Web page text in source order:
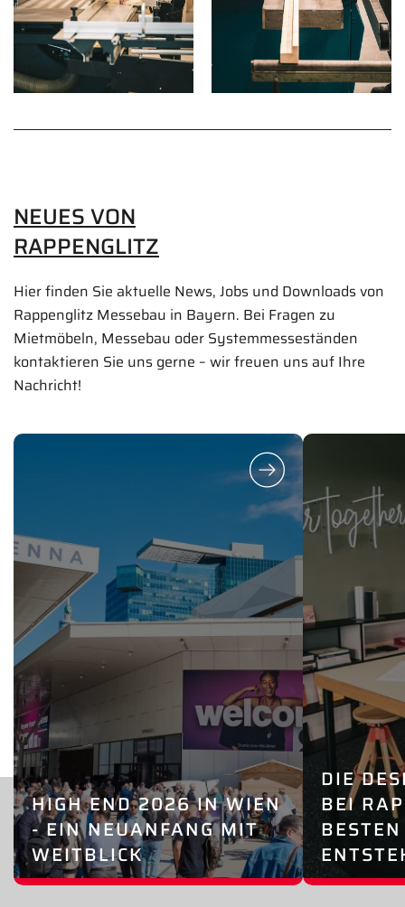
NEUES VON
RAPPENGLITZ
Hier finden Sie aktuelle News, Jobs und Downloads von
Rappenglitz Messebau in Bayern. Bei Fragen zu
Mietmöbeln, Messebau oder Systemmesseständen
kontaktieren Sie uns gerne – wir freuen uns auf Ihre
Nachricht!
HIGH END 2026 IN WIEN
- EIN NEUANFANG MIT
WEITBLICK
DIE
BEI